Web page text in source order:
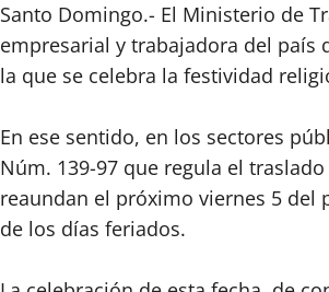
Santo Domingo.- El Ministerio de
empresarial y trabajadora del país
la que se celebra la festividad
En ese sentido, en los sectores
Núm. 139-97 que regula el
reaundan el próximo viernes 5 del
de los días feriados.